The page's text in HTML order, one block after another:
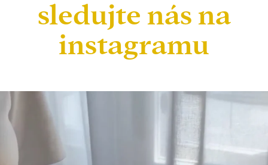
sledujte nás na
instagramu